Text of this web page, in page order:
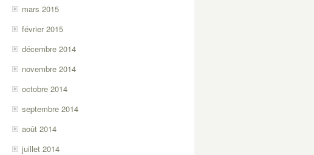
mars 2015
février 2015
décembre 2014
novembre 2014
octobre 2014
septembre 2014
août 2014
juillet 2014